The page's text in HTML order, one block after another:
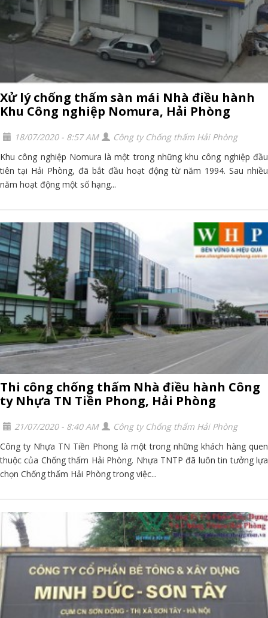
Xử lý chống thấm sàn mái Nhà điều hành
Khu Công nghiệp Nomura, Hải Phòng
18/07/2020 - 8:57 AM
Công ty Chống thấm Hải Phòng
Khu công nghiệp Nomura là một trong những khu công nghiệp đầu
tiên tại Hải Phòng, đã bắt đầu hoạt động từ năm 1994. Sau nhiều
năm hoạt động một số hạng...
Thi công chống thấm Nhà điều hành Công
ty Nhựa TN Tiền Phong, Hải Phòng
21/07/2020 - 8:40 AM
Công ty Chống thấm Hải Phòng
Công ty Nhựa TN Tiền Phong là một trong những khách hàng quen
thuộc của Chống thấm Hải Phòng. Nhựa TNTP đã luôn tin tưởng lựa
chọn Chống thấm Hải Phòng trong việc...